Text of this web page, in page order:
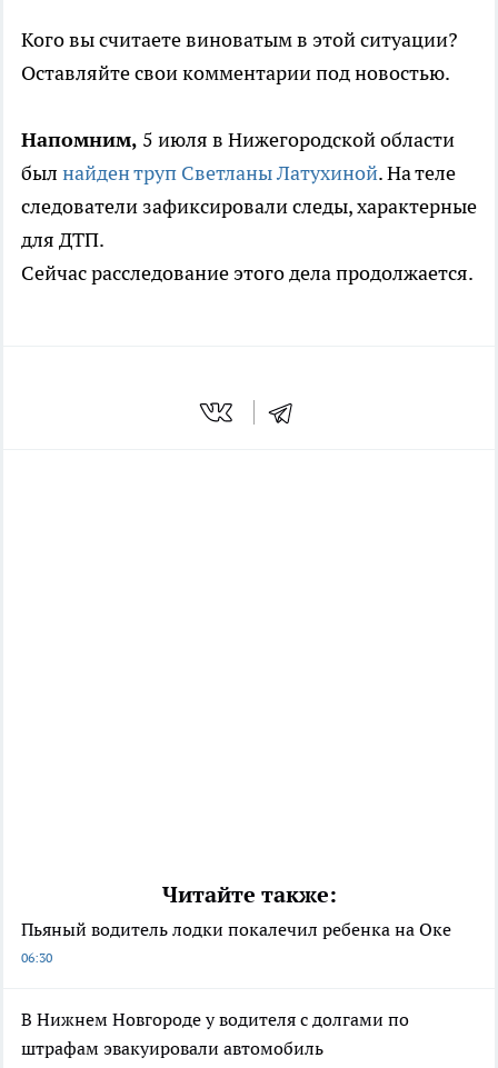
Кого вы считаете виноватым в этой ситуации?
Оставляйте свои комментарии под новостью.
Напомним, 5 июля в Нижегородской области
был найден труп Светланы Латухиной. На теле
следователи зафиксировали следы, характерные
для ДТП.
Сейчас расследование этого дела продолжается.
Читайте также:
Пьяный водитель лодки покалечил ребенка на Оке
06:30
В Нижнем Новгороде у водителя с долгами по
штрафам эвакуировали автомобиль